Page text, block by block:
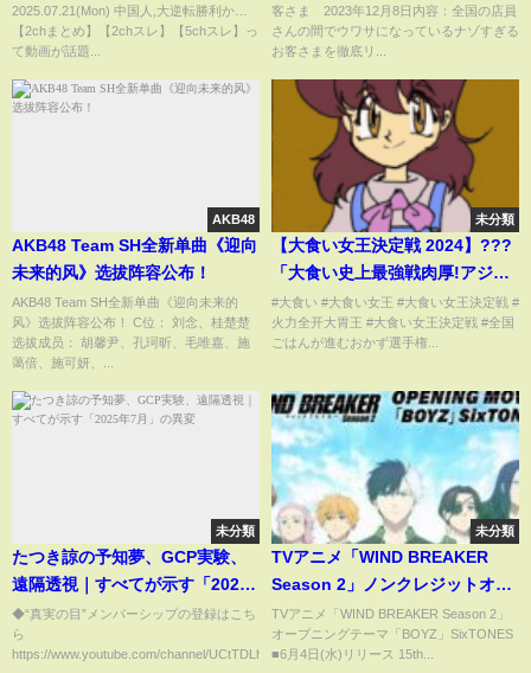
2025.07.21(Mon) 中国人,大逆転勝利か…
【2chまとめ】【2chスレ】【5chスレ】っ
て動画が話題...
客さま 2023年12月8日内容：全国の店員
さんの間でウワサになっているナゾすぎる
お客さまを徹底リ...
AKB48
AKB48 Team SH全新单曲《迎向
未来的风》选拔阵容公布！
AKB48 Team SH全新单曲《迎向未来的
风》选拔阵容公布！ C位： 刘念、桂楚楚
选拔成员： 胡馨尹、孔珂昕、毛唯嘉、施
蔼倍、施可妍、...
未分類
【大食い女王決定戦 2024】???
「大食い史上最強戦肉厚!アジフ
ライ勝負」?❌?【全国ごはんが
進むおかず選手権】
#大食い #大食い女王 #大食い女王決定戦 #
火力全开大胃王 #大食い女王決定戦 #全国
ごはんが進むおかず選手権...
未分類
たつき諒の予知夢、GCP実験、
遠隔透視｜すべてが示す「2025
年7月」の異変
◆“真実の目”メンバーシップの登録はこち
ら
https://www.youtube.com/channel/UCtTDLhtwZ_kLMYM...
未分類
TVアニメ「WIND BREAKER
Season 2」ノンクレジットオー
プニング映像「BOYZ」
SixTONES
TVアニメ「WIND BREAKER Season 2」
オープニングテーマ「BOYZ」SixTONES
■6月4日(水)リリース 15th...